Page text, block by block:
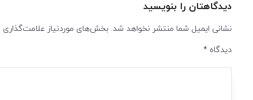
دیدگاهتان را بنویسید
نشانی ایمیل شما منتشر نخواهد شد. بخش‌های موردنیاز علامت‌گذاری
دیدگاه *